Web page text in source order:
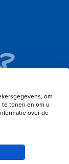
om
tonen en om u
over de